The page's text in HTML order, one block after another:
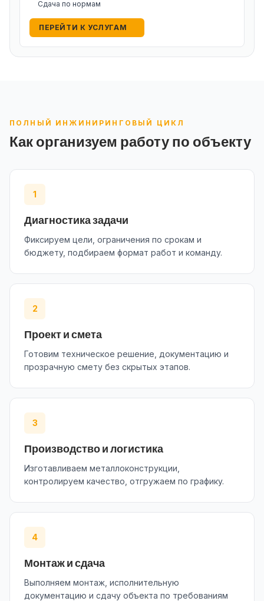
Сдача по нормам
ПЕРЕЙТИ К УСЛУГАМ
ПОЛНЫЙ ИНЖИНИРИНГОВЫЙ ЦИКЛ
Как организуем работу по объекту
1
Диагностика задачи
Фиксируем цели, ограничения по срокам и
бюджету, подбираем формат работ и команду.
2
Проект и смета
Готовим техническое решение, документацию и
прозрачную смету без скрытых этапов.
3
Производство и логистика
Изготавливаем металлоконструкции,
контролируем качество, отгружаем по графику.
4
Монтаж и сдача
Выполняем монтаж, исполнительную
документацию и сдачу объекта по требованиям